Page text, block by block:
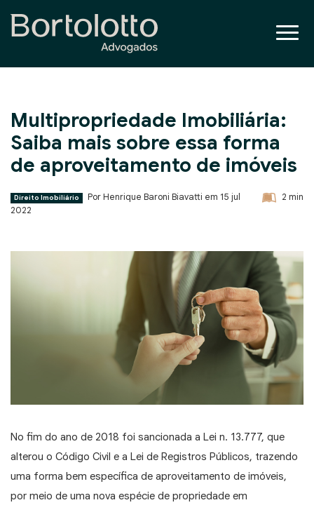
Multipropriedade Imobiliária:
Saiba mais sobre essa forma
de aproveitamento de imóveis
Direito Imobiliário Por Henrique Baroni Biavatti em 15 jul
2022
2 min
No fim do ano de 2018 foi sancionada a Lei n. 13.777, que
alterou o Código Civil e a Lei de Registros Públicos, trazendo
uma forma bem específica de aproveitamento de imóveis,
por meio de uma nova espécie de propriedade em